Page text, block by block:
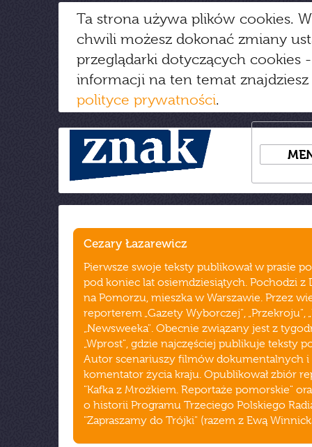
Ta strona używa plików cookies.
chwili możesz dokonać zmiany
przeglądarki dotyczących cookies
informacji na ten temat
polityce prywatności.
Cezary Łazarewicz
Pierwsze swoje teksty publikował w prasie
pod koniec lat osiemdziesiątych. Pochodzi z
na Pomorzu, mieszka w Warszawie. Przez
reporterem „Gazety Wyborczej", „Przekroju",
„Newsweeka". Obecnie związany jest z
„Wprost", gdzie najczęściej publikuje teksty
Autor scenariuszy filmów dokumentalnych i
komentator życia kraju. Opublikował zbiór
"Kafka z Mrożkiem. Reportaże pomorskie"
o historii Programu Trzeciego Polskiego
"Zapraszamy do Trójki" (razem z Ewą